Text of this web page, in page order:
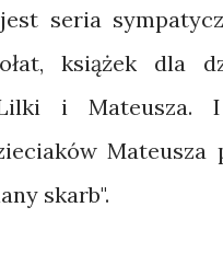
seria
książek dla
i Mateusza.
skarb".